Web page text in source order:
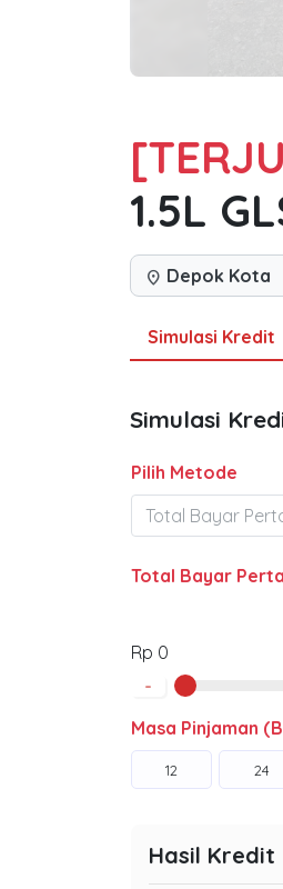
1.5L
location_on Depok Kota
Simulasi Kredit
Simulasi
Pilih Metode
Total Bayar
Rp 0
-
Masa Pinjaman
12 24
Hasil Kredit